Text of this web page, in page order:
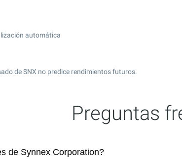
automática
de SNX no predice rendimientos futuros.
Preguntas
de Synnex Corporation?